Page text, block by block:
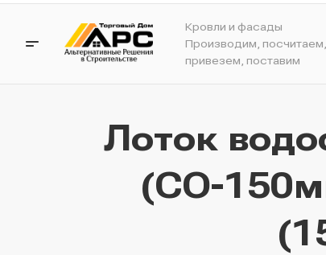
Кровли и фасады
Производим, посчитаем,
привезем, поставим
Лоток
(СО-